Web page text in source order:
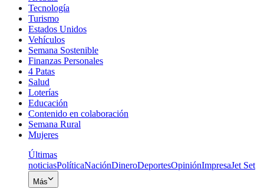
Tecnología
Turismo
Estados Unidos
Vehículos
Semana Sostenible
Finanzas Personales
4 Patas
Salud
Loterías
Educación
Contenido en colaboración
Semana Rural
Mujeres
Últimas
noticiasPolíticaNaciónDineroDeportesOpiniónImpresaJet Set
Más